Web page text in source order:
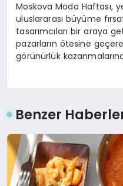
Moskova Moda Haftası,
uluslararası büyüme
tasarımcıları bir araya
pazarların ötesine
görünürlük
Benzer